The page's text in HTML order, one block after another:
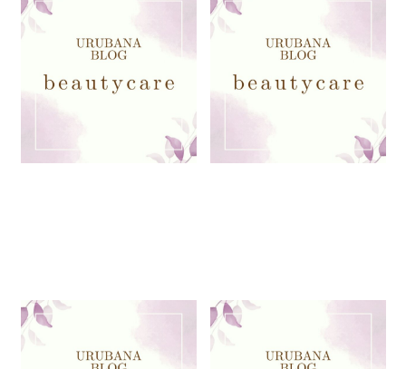
【beautycare】肌質別！おす
beautycare ブログ
【beautycare】肌質別！おす
beautycare ブログ
【beautycare】肌質別！おす
【beauty care】大気汚染物質